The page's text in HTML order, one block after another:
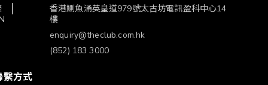
香港鰂魚涌英皇道979號太古坊電訊盈科中心14
樓
enquiry@theclub.com.hk
(852) 183 3000
繫方式